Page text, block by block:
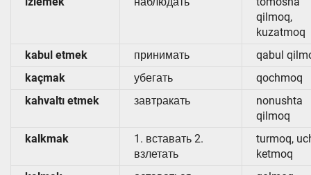
qilmoq,
kuzatmoq
kabul etmek
принимать
qabul
kaçmak
убегать
qochmoq
kahvaltı etmek
завтракать
nonushta
qilmoq
kalkmak
1. вставать 2.
взлетать
turmoq,
ketmoq